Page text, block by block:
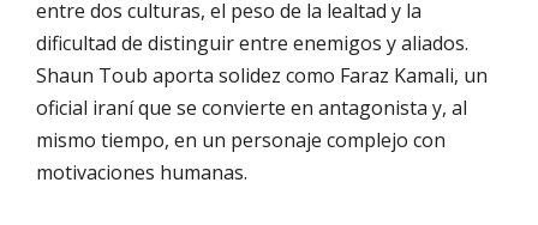
entre dos culturas, el peso de la lealtad y la
dificultad de distinguir entre enemigos y aliados.
Shaun Toub aporta solidez como Faraz Kamali, un
oficial iraní que se convierte en antagonista y, al
mismo tiempo, en un personaje complejo con
motivaciones humanas.